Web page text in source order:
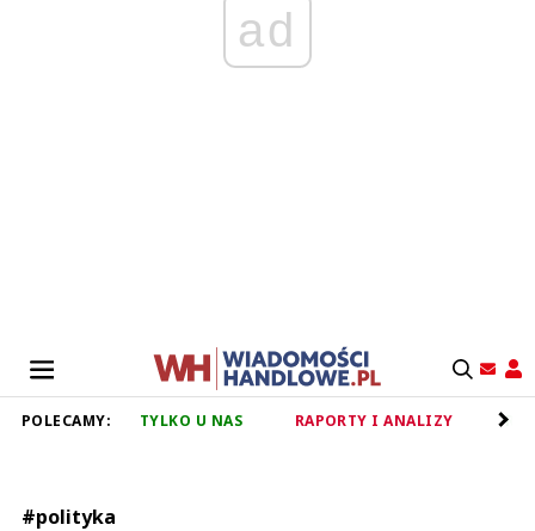
ad
POLECAMY: TYLKO U NAS RAPORTY I ANALIZY
#polityka